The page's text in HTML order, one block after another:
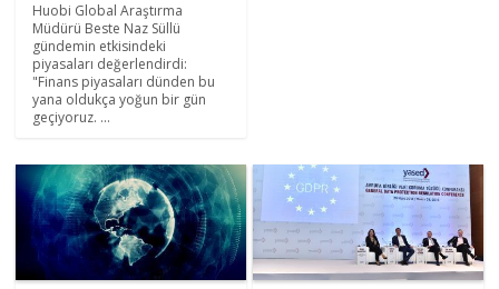
Huobi Global Araştırma
Müdürü Beste Naz Süllü
gündemin etkisindeki
piyasaları değerlendirdi:
"Finans piyasaları dünden bu
yana oldukça yoğun bir gün
geçiyoruz. ...